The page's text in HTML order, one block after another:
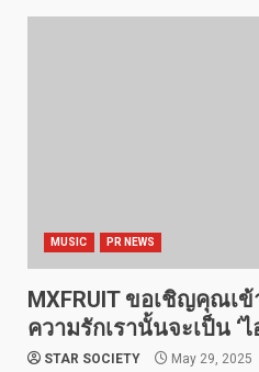
MUSIC PR NEWS
MXFRUIT ขอเชิญคุณเ
ความรักเรานั้นจะเป็น ‘
STAR SOCIETY May 29, 2025